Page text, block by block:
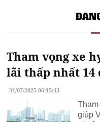
quy trình cấy ghép Implant
Tham vọng xe
lãi thấp nhất 14
31/07/2025 06:15:43
giúp